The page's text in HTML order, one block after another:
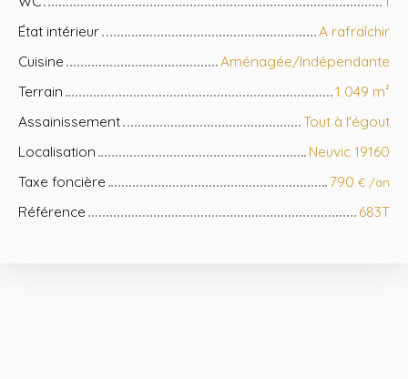
État intérieur
A rafraîchir
Cuisine
Aménagée/Indépendante
Terrain
1 049 m²
Assainissement
Tout à l'égout
Localisation
Neuvic 19160
Taxe foncière
790 € /an
Référence 683T